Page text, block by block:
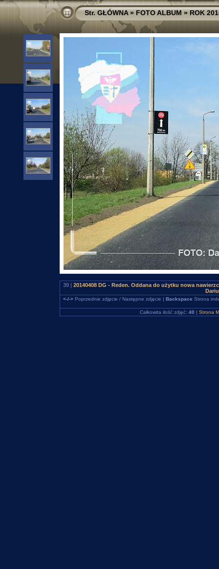
Str. GŁÓWNA»FOTO ALBUM»ROK
39 | 20140408 DG - Reden. Oddana do użytku nowa
<-/->Poprzednie zdjęcie / Następne zdjęcie | Backspace Strona
Całkowita ilość zdjęć: 40 | Strona